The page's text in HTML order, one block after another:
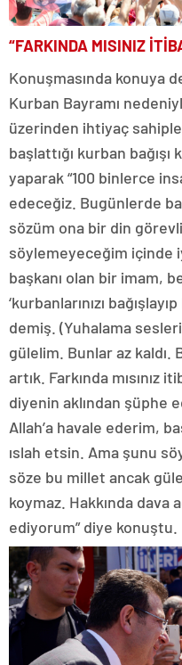
“FARKINDA MISINIZ
Konuşmasında konuya
Kurban Bayramı
üzerinden ihtiyaç
başlattığı kurban bağışı
yaparak “100 binlerce
edeceğiz. Bugünlerde
sözüm ona bir din
söylemeyeceğim içinde
başkanı olan bir imam,
‘kurbanlarınızı
demiş. (Yuhalama
gülelim. Bunlar az kaldı.
artık. Farkında mısınız
diyenin aklından şüphe
Allah’a havale ederim,
ıslah etsin. Ama şunu
söze bu millet ancak
koymaz. Hakkında dava
ediyorum” diye konuştu.